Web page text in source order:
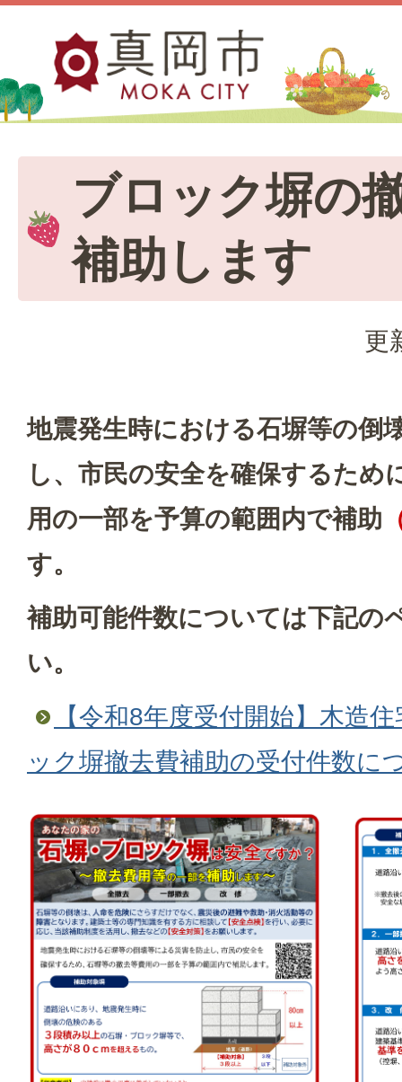
ブロック塀の
補助します
更
地震発生時における石塀等の倒
し、市民の安全を確保するため
用の一部を予算の範囲内で補助
す。
補助可能件数については下記の
い。
【令和8年度受付開始】木造
ック塀撤去費補助の受付件数に